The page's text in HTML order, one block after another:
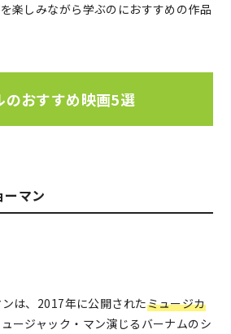
楽しみながら学ぶのにおすすめの作品
のおすすめ映画5選
ーマン
は、2017年に公開されたミュージカ
ージャック・マン演じるバーナムのシ